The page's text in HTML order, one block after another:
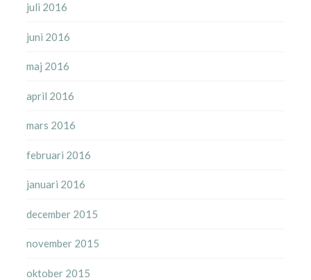
juli 2016
juni 2016
maj 2016
april 2016
mars 2016
februari 2016
januari 2016
december 2015
november 2015
oktober 2015